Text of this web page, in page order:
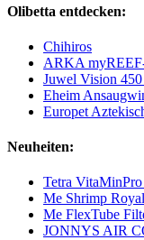
Olibetta entdecken:
Chihiros
ARKA
Juwel Vision
Eheim
Europet
Neuheiten:
Tetra
Me Shrimp
Me FlexTube
JONNYS AIR